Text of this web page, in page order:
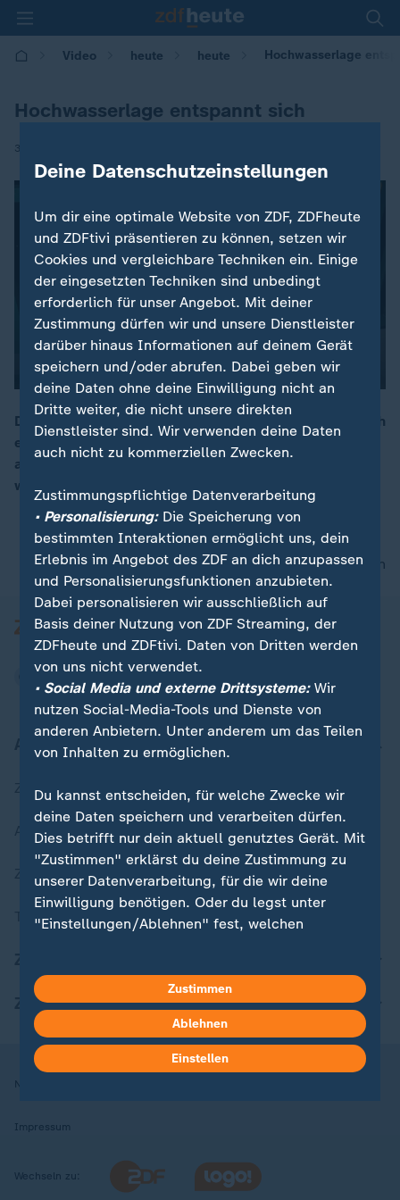
Video heute heute Hochwasserlage
Hochwasserlage entspannt sich
31.07.2017 | 09:25
00:04
Die Hochwasserlage in Niedersachsen hat sich deutlich
entspannt. Bei Celle stiegen die Pegelstände der Aller
aber weiter an. Die Behörden rechnen nicht mit
weiteren Überschwemmungen.
nach oben
Aktuell bei ZDFheute
Zuletzt veröffentlicht
Aktuelle Sendungs-Videos
ZDFheute Stories
Themen im Überblick
ZDFheute Apps
Nutzungsbedingungen
Impressum
Wechseln zu:
Deine Datenschutzeinstellungen
Um dir eine optimale Website von ZDF, ZDFheute
und ZDFtivi präsentieren zu können, setzen wir
Cookies und vergleichbare Techniken ein. Einige
der eingesetzten Techniken sind unbedingt
erforderlich für unser Angebot. Mit deiner
Zustimmung dürfen wir und unsere Dienstleister
darüber hinaus Informationen auf deinem Gerät
speichern und/oder abrufen. Dabei geben wir
deine Daten ohne deine Einwilligung nicht an
Dritte weiter, die nicht unsere direkten
Dienstleister sind. Wir verwenden deine Daten
auch nicht zu kommerziellen Zwecken.
Zustimmungspflichtige Datenverarbeitung
• Personalisierung:Die Speicherung von
bestimmten Interaktionen ermöglicht uns, dein
Erlebnis im Angebot des ZDF an dich anzupassen
und Personalisierungsfunktionen anzubieten.
Dabei personalisieren wir ausschließlich auf
Basis deiner Nutzung von ZDF Streaming, der
ZDFheute und ZDFtivi. Daten von Dritten werden
von uns nicht verwendet.
• Social Media und externe Drittsysteme:Wir
nutzen Social-Media-Tools und Dienste von
anderen Anbietern. Unter anderem um das Teilen
von Inhalten zu ermöglichen.
Du kannst entscheiden, für welche Zwecke wir
deine Daten speichern und verarbeiten dürfen.
Dies betrifft nur dein aktuell genutztes Gerät. Mit
"Zustimmen" erklärst du deine Zustimmung zu
unserer Datenverarbeitung, für die wir deine
Einwilligung benötigen. Oder du legst unter
"Einstellungen/Ablehnen" fest, welchen
kannst du jederzeit mit Wirkung für die Zukunft
in deinen Einstellungen widerrufen oder ändern.
Hier findest du das Impressum.
Weitere Informationen findest du in unserer
Zustimmen
Ablehnen
Einstellen